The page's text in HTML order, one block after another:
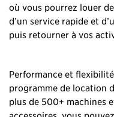
où vous pourrez louer
d’un service rapide et
puis retourner à vos
Performance et
programme de location
plus de 500+ machines